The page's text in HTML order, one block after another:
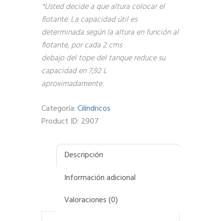
*Usted decide a que altura colocar el
flotante. La capacidad útil es
determinada según la altura en función al
flotante, por cada 2 cms
debajo del tope del tanque reduce su
capacidad en 7,92 L
aproximadamente.
Categoría:Cilíndricos
Product ID: 2907
Descripción
Información adicional
Valoraciones (0)